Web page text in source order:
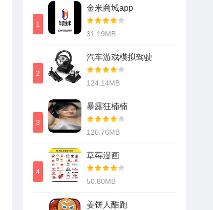
1
金米商城app
31.19MB
2
汽车游戏模拟驾驶
124.14MB
3
暴露狂楠楠
126.76MB
4
草莓漫画
50.80MB
姜饼人酷跑